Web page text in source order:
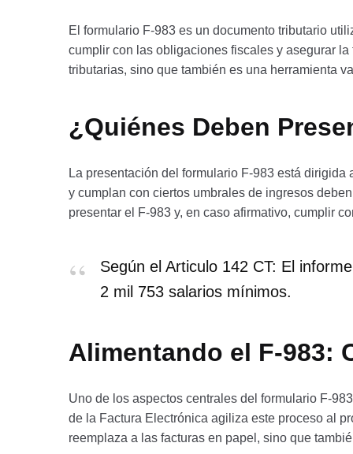
El formulario F-983 es un documento tributario
cumplir con las obligaciones fiscales y asegurar
tributarias, sino que también es una herramienta
¿Quiénes Deben
La presentación del formulario F-983 está
y cumplan con ciertos umbrales de ingresos
presentar el F-983 y, en caso afirmativo, cumplir
Según el Articulo 142 CT: El
2 mil 753 salarios mínimos.
Alimentando el F-983:
Uno de los aspectos centrales del formulario F-
de la Factura Electrónica agiliza este proceso al
reemplaza a las facturas en papel, sino que